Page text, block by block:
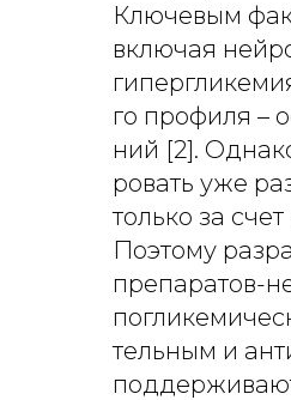
Ключевым
включая
го профиля –
ний [2].
ровать уже
только за
Поэтому
препаратов-
тельным и